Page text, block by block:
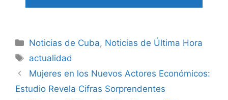
Categories
Noticias de Cuba, Noticias de Última Hora
Tags
actualidad
Mujeres en los Nuevos Actores Económicos:
Estudio Revela Cifras Sorprendentes